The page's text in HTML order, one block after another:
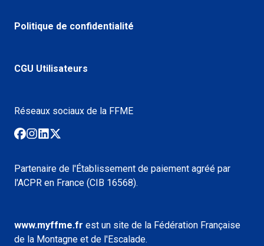
Politique de confidentialité
CGU Utilisateurs
Partenaire de l'Établissement de paiement agréé par
l'ACPR en France (CIB 16568).
www.myffme.fr est un site de la Fédération Française
de la Montagne et de l'Escalade.
Réseaux sociaux de la FFME